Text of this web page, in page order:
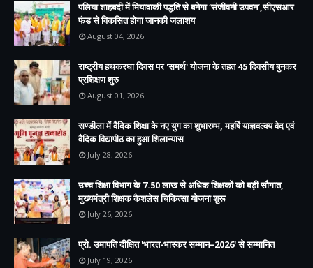
पलिया शाहबदी में मियावाकी पद्धति से बनेगा ‘संजीवनी उपवन’,सीएसआर
फंड से विकसित होगा जानकी जलाशय
August 04, 2026
राष्ट्रीय हथकरघा दिवस पर 'समर्थ' योजना के तहत 45 दिवसीय बुनकर
प्रशिक्षण शुरु
August 01, 2026
सण्डीला में वैदिक शिक्षा के नए युग का शुभारम्भ, महर्षि याज्ञवल्क्य वेद एवं
वैदिक विद्यापीठ का हुआ शिलान्यास
July 28, 2026
उच्च शिक्षा विभाग के 7.50 लाख से अधिक शिक्षकों को बड़ी सौगात,
मुख्यमंत्री शिक्षक कैशलेस चिकित्सा योजना शुरू
July 26, 2026
प्रो. उमापति दीक्षित 'भारत-भास्कर सम्मान–2026' से सम्मानित
July 19, 2026